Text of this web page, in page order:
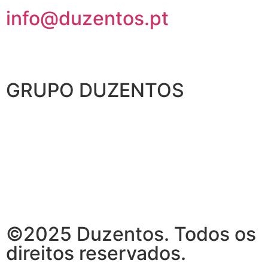
info@duzentos.pt
GRUPO DUZENTOS
©2025 Duzentos. Todos os
direitos reservados.